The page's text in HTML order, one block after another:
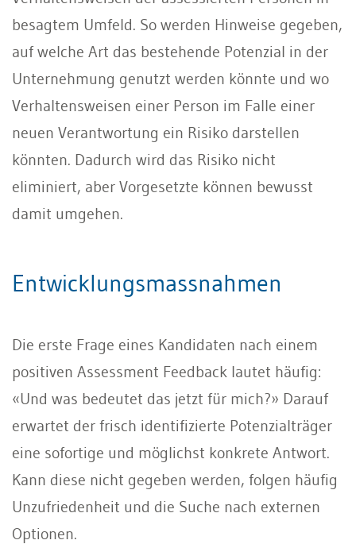
besagtem Umfeld. So werden Hinweise gegeben,
auf welche Art das bestehende Potenzial in der
Unternehmung genutzt werden könnte und wo
Verhaltensweisen einer Person im Falle einer
neuen Verantwor­tung ein Risiko darstellen
könnten. Da­durch wird das Risiko nicht
eliminiert, aber Vorgesetzte können bewusst
damit umgehen.
Entwicklungsmassnahmen
Die erste Frage eines Kandidaten nach einem
positiven Assessment Feedback lautet häufig:
«Und was bedeutet das jetzt für mich?» Darauf
erwartet der frisch identifizierte Potenzialträger
eine sofortige und möglichst konkrete Antwort.
Kann diese nicht gegeben werden, folgen häufig
Unzufriedenheit und die Suche nach externen
Optionen.